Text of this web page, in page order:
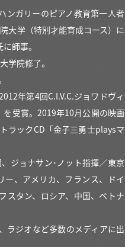
ンガリーのピアノ教育第一人者
大学（特別才能育成コース）に
師事。
学院修了。
年第4回C.I.V.C.ジョワドヴィ
受賞。2019年10月公開の映画
ラックCD「金子三勇士playsマ
ジョナサン･ノット指揮／東京
、アメリカ、フランス、ドイ
スタン、ロシア、中国、ベトナ
ラジオなど多数のメディアに出